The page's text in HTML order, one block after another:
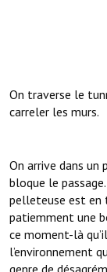
On traverse le
carreler les murs.
On arrive dans
bloque le
pelleteuse est en
patiemment une
ce moment-là
l’environnement